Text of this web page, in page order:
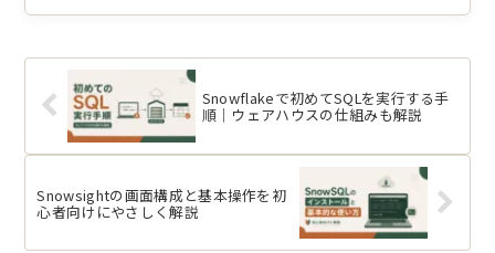
Snowflakeで初めてSQLを実行する手
順｜ウェアハウスの仕組みも解説
Snowsightの画面構成と基本操作を初
心者向けにやさしく解説